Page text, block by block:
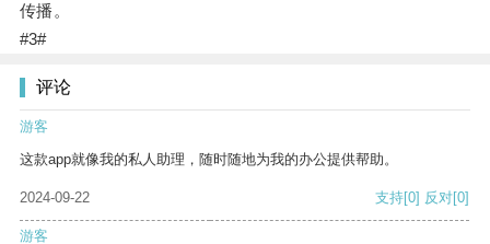
传播。
#3#
评论
游客
这款app就像我的私人助理，随时随地为我的办公提供帮助。
2024-09-22 支持[0] 反对[0]
游客